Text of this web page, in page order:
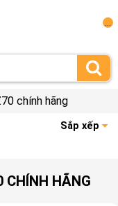
chính hãng
Sắp xếp
CHÍNH HÃNG